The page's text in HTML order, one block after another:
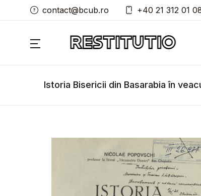
contact@bcub.ro +40 21 312 01
Istoria Bisericii din Basarabia în